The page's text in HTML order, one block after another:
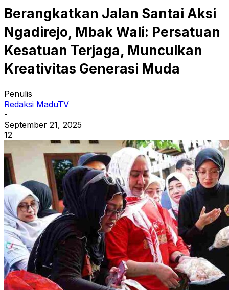
Berangkatkan Jalan Santai Aksi
Ngadirejo, Mbak Wali: Persatuan
Kesatuan Terjaga, Munculkan
Kreativitas Generasi Muda
Penulis
Redaksi MaduTV
-
September 21, 2025
12